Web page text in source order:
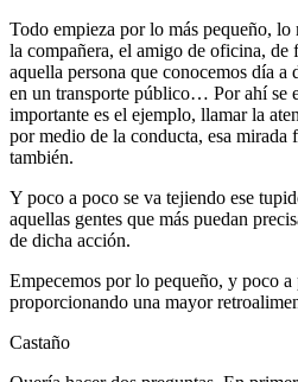
Todo empieza por lo más pequeño,
la compañera, el amigo de oficina, de
aquella persona que conocemos día a
en un transporte público… Por ahí se
importante es el ejemplo, llamar la
por medio de la conducta, esa mirada
también.
Y poco a poco se va tejiendo ese
aquellas gentes que más puedan
de dicha acción.
Empecemos por lo pequeño, y poco a
proporcionando una mayor
Castaño